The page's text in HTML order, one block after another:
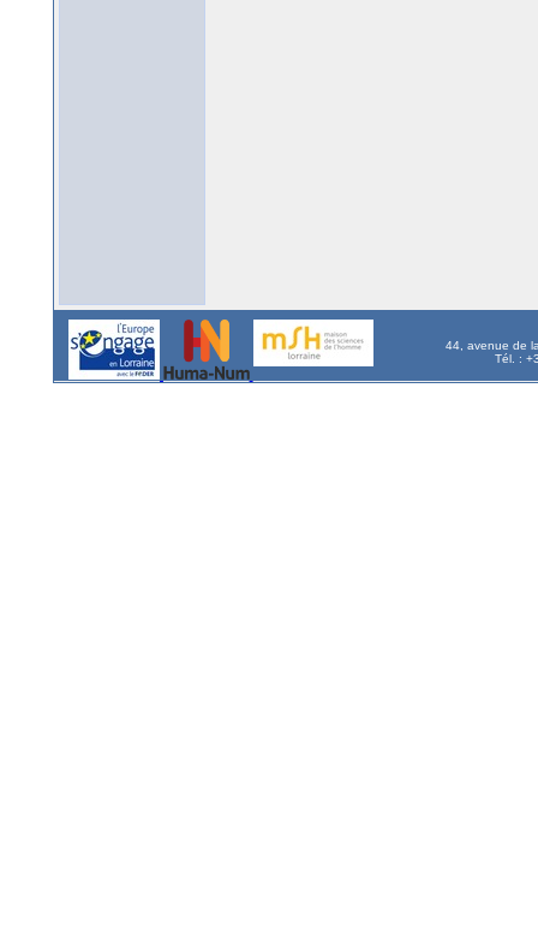
44, avenue de
Tél. :